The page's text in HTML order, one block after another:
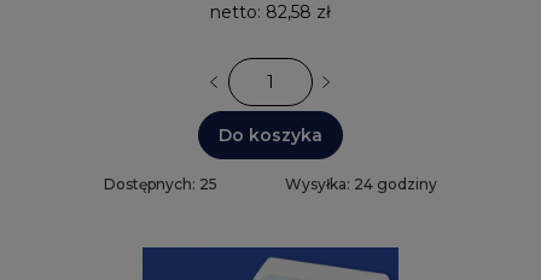
netto: 82,58 zł
Do koszyka
Dostępnych: 25 Wysyłka: 24 godziny